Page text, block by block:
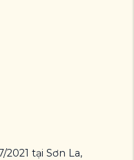
2021 tại Sơn La,